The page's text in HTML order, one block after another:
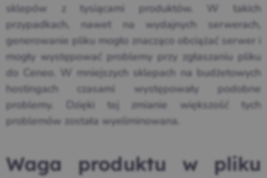
sklepów z tysiącami produktów. W takich
przypadkach, nawet na wydajnych serwerach,
generowanie pliku mogło znacząco obciążać serwer i
mogły występować problemy przy zgłaszaniu pliku
do Ceneo. W mniejszych sklepach na budżetowych
hostingach czasami występowały podobne
problemy. Dzięki tej zmianie większość tych
problemów została wyeliminowana.
Waga produktu w pliku